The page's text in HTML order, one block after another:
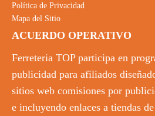
Política de Privacidad
Mapa del Sitio
ACUERDO OPERATIVO
Ferreteria TOP participa en
publicidad para afiliados
sitios web comisiones por
e incluyendo enlaces a tiendas